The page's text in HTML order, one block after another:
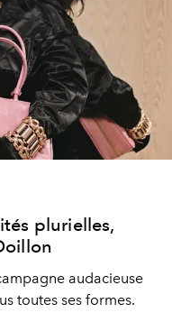
plurielles,
audacieuse
toutes ses formes.